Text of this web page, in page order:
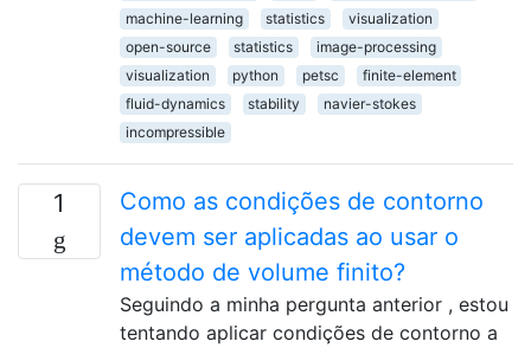
machine-learning
statistics
visualization
open-source
statistics
image-processing
visualization
python petsc
finite-element
fluid-dynamics
stability
navier-stokes
incompressible
1
Como as condições de contorno
devem ser aplicadas ao usar o
método de volume finito?
Seguindo a minha pergunta anterior , estou
tentando aplicar condições de contorno a